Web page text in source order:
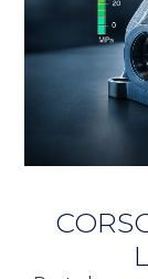
CAM
Catia